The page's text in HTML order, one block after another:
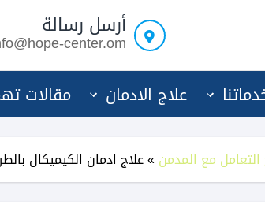
أرسل رسالة
center.om
علاج الادمان مقالات
التعامل مع المدمن»علاج ادمان الكيميكال